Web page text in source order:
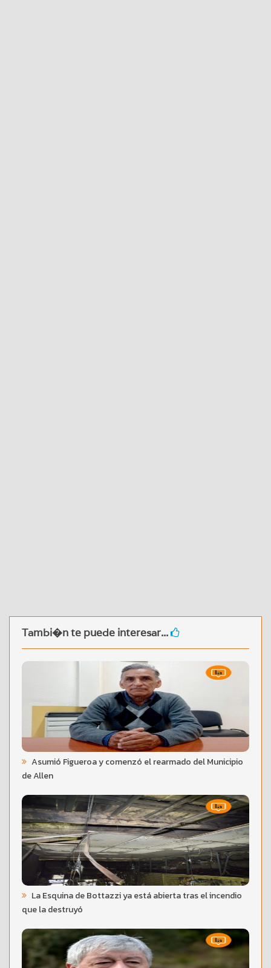
Tambi�n te puede interesar...
Asumió Figueroa y comenzó el rearmado del Municipio
de Allen
La Esquina de Bottazzi ya está abierta tras el incendio
que la destruyó